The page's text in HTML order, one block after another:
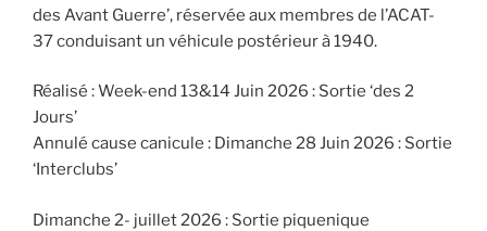
des Avant Guerre’, réservée aux membres de l’ACAT-
37 conduisant un véhicule postérieur à 1940.
Réalisé : Week-end 13&14 Juin 2026 : Sortie ‘des 2
Jours’
Annulé cause canicule : Dimanche 28 Juin 2026 : Sortie
‘Interclubs’
Dimanche 2- juillet 2026 : Sortie piquenique